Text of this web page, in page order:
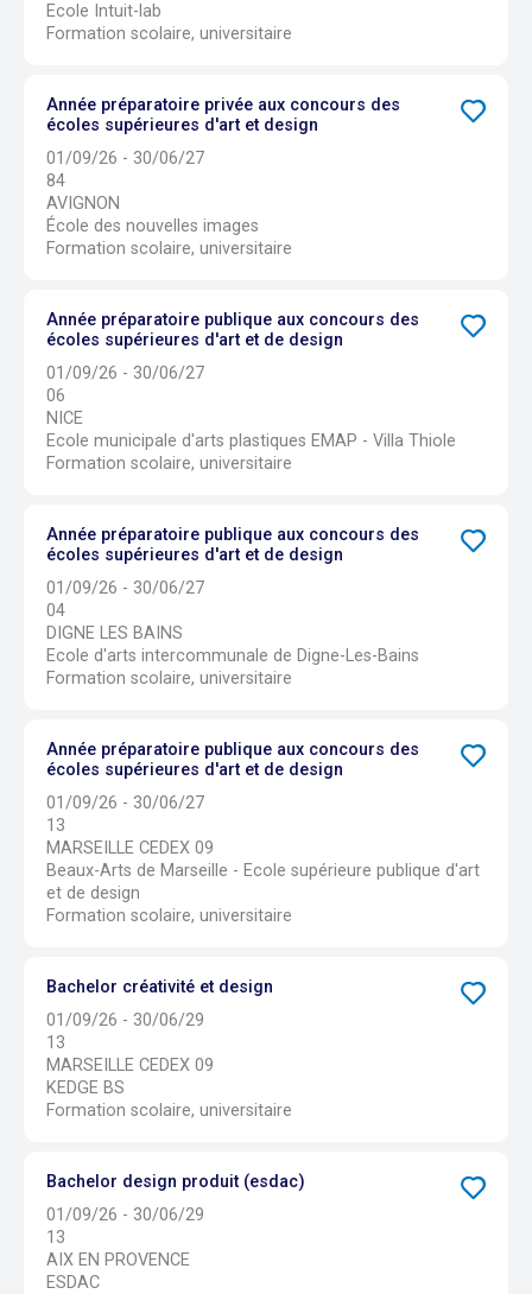
Ecole Intuit-lab
Formation scolaire, universitaire
Année préparatoire privée aux concours des
écoles supérieures d'art et design
01/09/26 - 30/06/27
84
AVIGNON
École des nouvelles images
Formation scolaire, universitaire
Année préparatoire publique aux concours des
écoles supérieures d'art et de design
01/09/26 - 30/06/27
06
NICE
Ecole municipale d'arts plastiques EMAP - Villa Thiole
Formation scolaire, universitaire
Année préparatoire publique aux concours des
écoles supérieures d'art et de design
01/09/26 - 30/06/27
04
DIGNE LES BAINS
Ecole d'arts intercommunale de Digne-Les-Bains
Formation scolaire, universitaire
Année préparatoire publique aux concours des
écoles supérieures d'art et de design
01/09/26 - 30/06/27
13
MARSEILLE CEDEX 09
Beaux-Arts de Marseille - Ecole supérieure publique d'art
et de design
Formation scolaire, universitaire
Bachelor créativité et design
01/09/26 - 30/06/29
13
MARSEILLE CEDEX 09
KEDGE BS
Formation scolaire, universitaire
Bachelor design produit (esdac)
01/09/26 - 30/06/29
13
AIX EN PROVENCE
ESDAC